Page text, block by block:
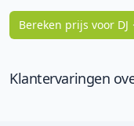
Bereken prijs voor DJ
Klantervaringen